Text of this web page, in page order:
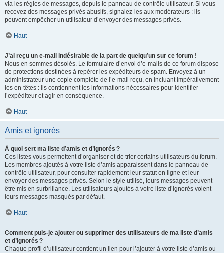
via les règles de messages, depuis le panneau de contrôle utilisateur. Si vous
recevez des messages privés abusifs, signalez-les aux modérateurs : ils
peuvent empêcher un utilisateur d’envoyer des messages privés.
Haut
J’ai reçu un e-mail indésirable de la part de quelqu’un sur ce forum !
Nous en sommes désolés. Le formulaire d’envoi d’e-mails de ce forum dispose
de protections destinées à repérer les expéditeurs de spam. Envoyez à un
administrateur une copie complète de l’e-mail reçu, en incluant impérativement
les en-têtes : ils contiennent les informations nécessaires pour identifier
l’expéditeur et agir en conséquence.
Haut
Amis et ignorés
À quoi sert ma liste d’amis et d’ignorés ?
Ces listes vous permettent d’organiser et de trier certains utilisateurs du forum.
Les membres ajoutés à votre liste d’amis apparaissent dans le panneau de
contrôle utilisateur, pour consulter rapidement leur statut en ligne et leur
envoyer des messages privés. Selon le style utilisé, leurs messages peuvent
être mis en surbrillance. Les utilisateurs ajoutés à votre liste d’ignorés voient
leurs messages masqués par défaut.
Haut
Comment puis-je ajouter ou supprimer des utilisateurs de ma liste d’amis
et d’ignorés ?
Chaque profil d’utilisateur contient un lien pour l’ajouter à votre liste d’amis ou